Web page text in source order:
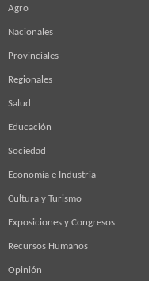
Agro
Nacionales
Provinciales
Regionales
Salud
Educación
Sociedad
Economía e Industria
Cultura y Turismo
Exposiciones y Congresos
Recursos Humanos
Opinión